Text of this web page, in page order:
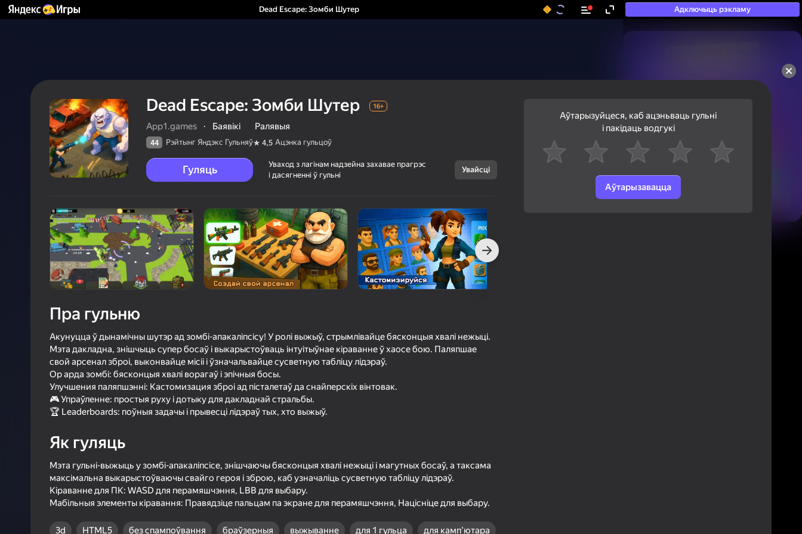
Dead Escape: Зомби Шутер Адключыць рэкламу
50+ тап-гульняў, у якія
гуляюць нават тыя, хто
Зомби Шутер
App1.games
Баявікі
Ралявыя
44 Рэйтынг Яндэкс Гульняў
4,5 Ацэнка гульцоў
Гуляць
Больш падрабязна аб гульні
Dead Escape: Зомби Шутер 16+
App1.games · Баявікі Ралявыя
44 Рэйтынг Яндэкс Гульняў 4,5 Ацэнка гульцоў
Гуляць
Уваход з лагінам надзейна захавае прагрэс
і дасягненні ў гульні
Увайсці
Пра гульню
Акунуцца ў дынамічны шутэр ад зомбі-апакаліпсісу! У ролі выжыў, стрымлівайце бясконцыя хвалі нежыці.
Мэта дакладна, знішчыць супер босаў і выкарыстоўваць інтуітыўнае кіраванне ў хаосе бою. Паляпшае
свой арсенал зброі, выконвайце місіі і ўзначальвайце сусветную табліцу лідэраў.
Ор арда зомбі: бясконцыя хвалі ворагаў і эпічныя босы.
Улучшения паляпшэнні: Кастомизация зброі ад пісталетаў да снайперскіх вінтовак.
🎮 Упраўленне: простыя руху і дотыку для дакладнай стральбы.
🏆 Leaderboards: поўныя задачы і прывесці лідэраў тых, хто выжыў.
Як гуляць
Мэта гульні-выжыць у зомбі-апакаліпсісе, знішчаючы бясконцыя хвалі нежыці і магутных босаў, а таксама
максімальна выкарыстоўваючы свайго героя і зброю, каб узначаліць сусветную табліцу лідэраў.
Кіраванне для ПК: WASD для перамяшчэння, LBB для выбару.
Мабільныя элементы кіравання: Правядзіце пальцам па экране для перамяшчэння, Націсніце для выбару.
3d HTML5 без спампоўвання браўзерныя выжыванне для 1 гульца для камп’ютара
Аўтарызуйцеся, каб ацэньваць гульні
і пакідаць водгукі
Аўтарызавацца